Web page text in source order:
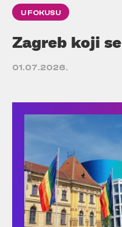
U FOKUSU
Zagreb koji
01.07.2026.